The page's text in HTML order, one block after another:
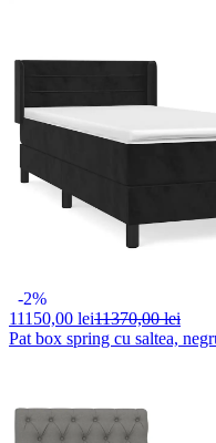
-2%
11150,00 lei11370,00 lei
Pat box spring cu saltea,